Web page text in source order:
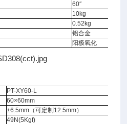
60″
10kg
0.52kg
铝合金
阳极氧化
PT-XY60-L
60×60mm
±6.5mm（可定制12.5mm）
49N(5Kgf)